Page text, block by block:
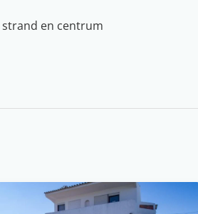
één van de mooie badplaatsen,
is? Tip! Huur een auto en
en centrum